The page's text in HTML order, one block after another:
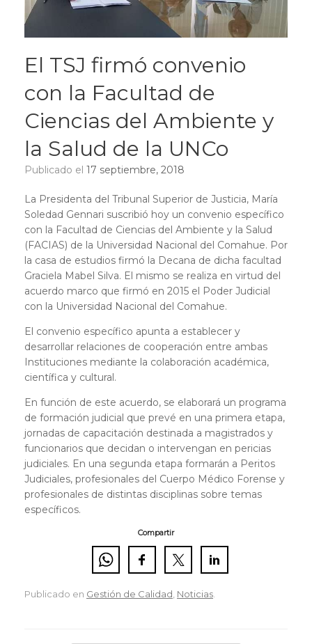
El TSJ firmó convenio
con la Facultad de
Ciencias del Ambiente y
la Salud de la UNCo
Publicado el 17 septiembre, 2018
La Presidenta del Tribunal Superior de Justicia, María
Soledad Gennari suscribió hoy un convenio específico
con la Facultad de Ciencias del Ambiente y la Salud
(FACIAS) de la Universidad Nacional del Comahue. Por
la casa de estudios firmó la Decana de dicha facultad
Graciela Mabel Silva. El mismo se realiza en virtud del
acuerdo marco que firmó en 2015 el Poder Judicial
con la Universidad Nacional del Comahue.
El convenio específico apunta a establecer y
desarrollar relaciones de cooperación entre ambas
Instituciones mediante la colaboración académica,
científica y cultural.
En función de este acuerdo, se elaborará un programa
de formación judicial que prevé en una primera etapa,
jornadas de capacitación destinada a magistrados y
funcionarios que decidan o intervengan en pericias
judiciales. En una segunda etapa formarán a Peritos
Judiciales, profesionales del Cuerpo Médico Forense y
profesionales de distintas disciplinas sobre temas
específicos.
Compartir
Publicado en Gestión de Calidad Noticias